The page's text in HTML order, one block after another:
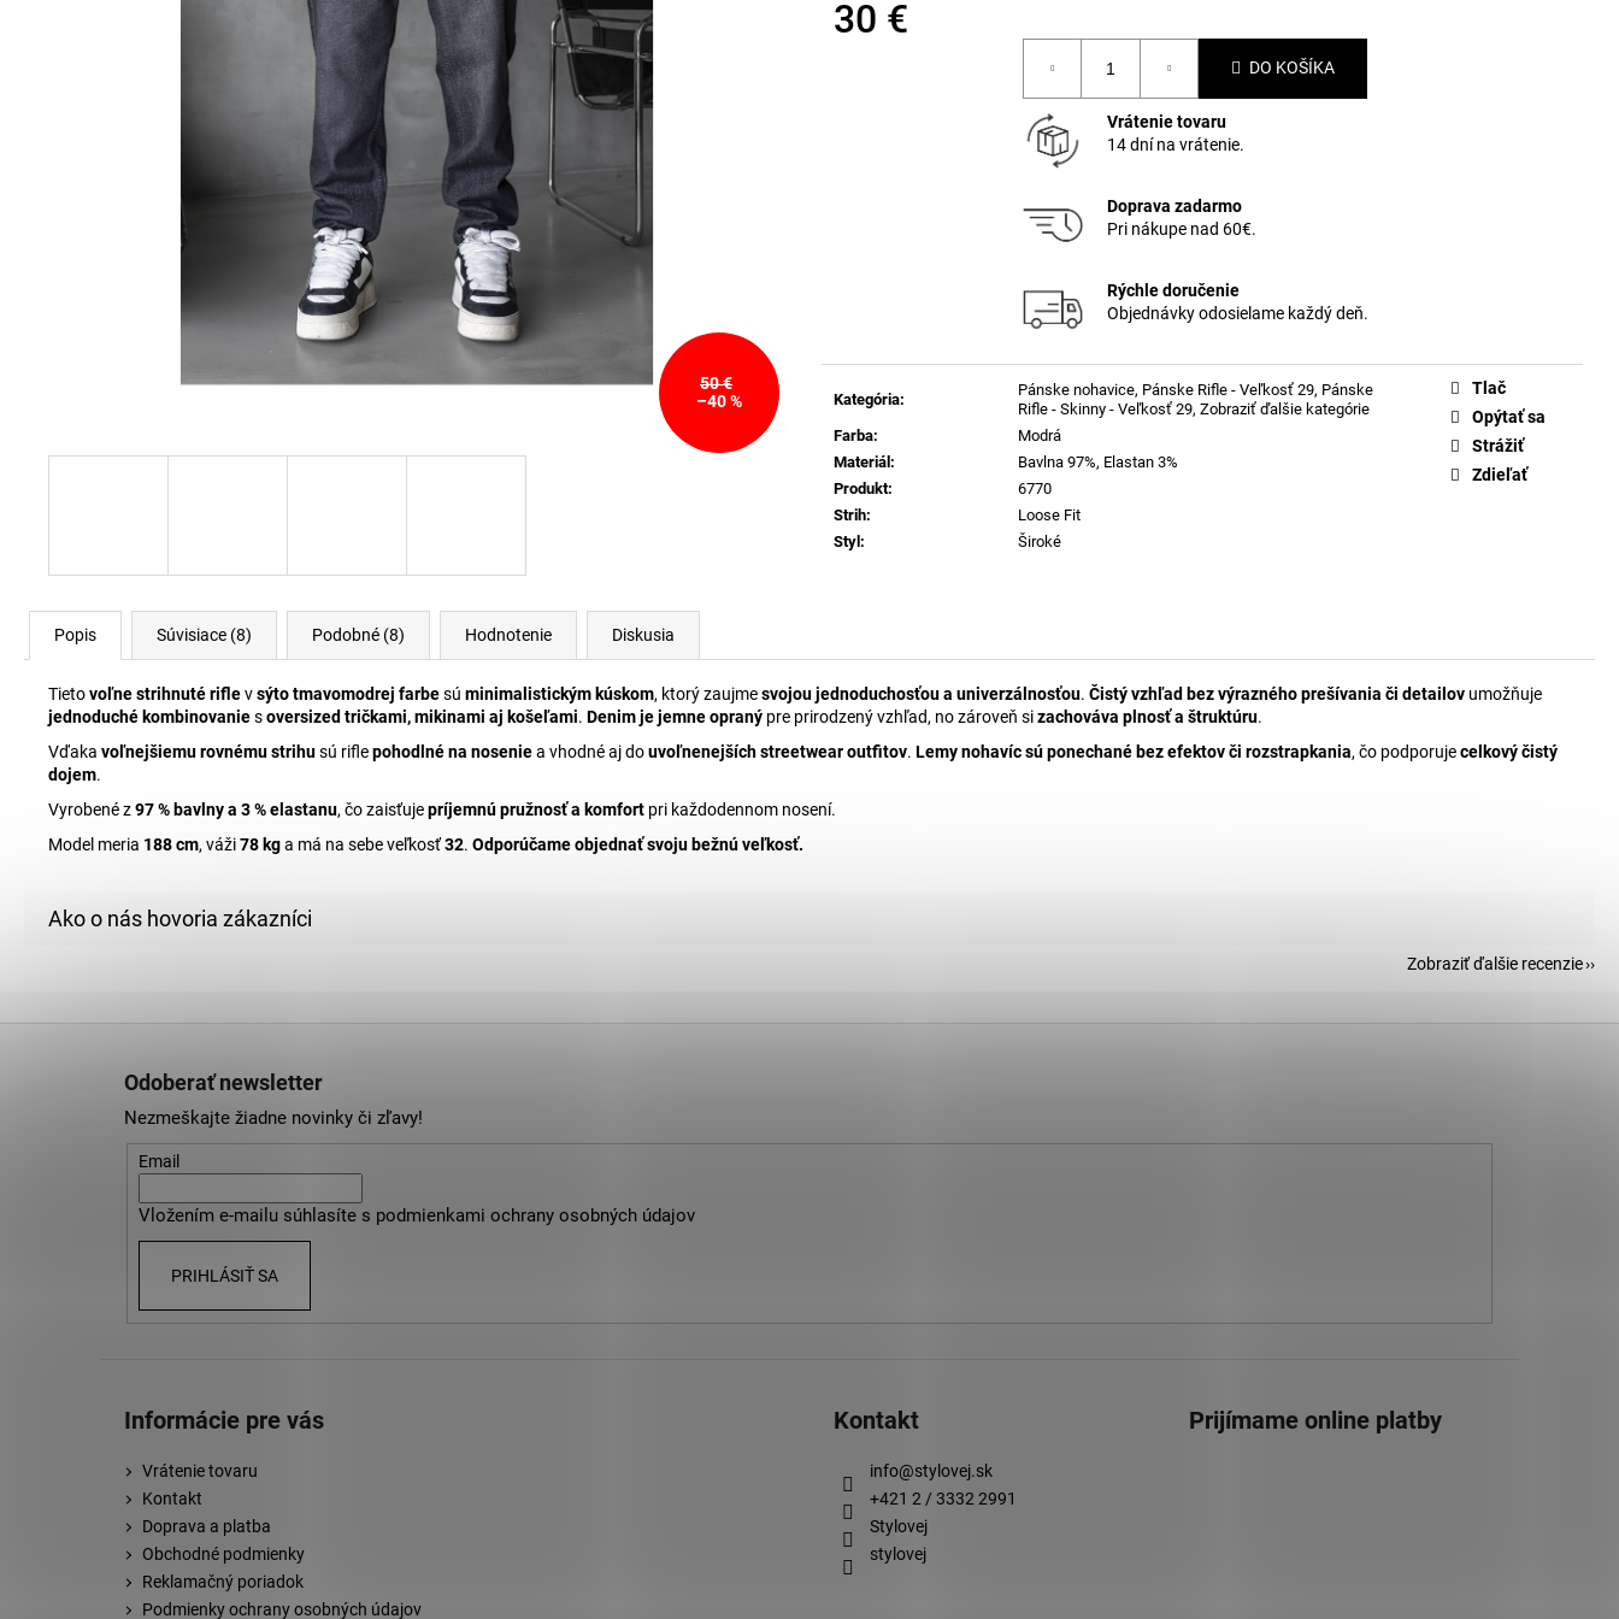
30 €
DO KOŠÍKA
Vrátenie tovaru
14 dní na vrátenie.
Doprava zadarmo
Pri nákupe nad 60€.
Rýchle doručenie
Objednávky odosielame každý deň.
Kategória:
Pánske nohavice, Pánske Rifle - Veľkosť 29, Pánske
Rifle - Skinny - Veľkosť 29, Zobraziť ďalšie kategórie
Farba:
Modrá
Materiál:
Bavlna 97%, Elastan 3%
Produkt:
6770
Strih:
Loose Fit
Styl: Široké
Tlač
Opýtať sa
Strážiť
Zdieľať
50 €
–40 %
Popis Súvisiace (8) Podobné (8) Hodnotenie Diskusia
Tietovoľne strihnuté riflevsýto tmavomodrej farbesú minimalistickým kúskom, ktorý zaujmesvojou jednoduchosťou a univerzálnosťou. Čistý vzhľad bez výrazného prešívania či detailov umožňuje
jednoduché kombinovaniesoversized tričkami, mikinami aj košeľami. Denim je jemne opraný pre prirodzený vzhľad, no zároveň sizachováva plnosť a štruktúru.
Vďaka voľnejšiemu rovnému strihusú riflepohodlné na noseniea vhodné aj douvoľnenejších streetwear outfitov. Lemy nohavíc sú ponechané bez efektov či rozstrapkania, čo podporujecelkový čistý
dojem.
Vyrobené z97 % bavlny a 3 % elastanu, čo zaisťujepríjemnú pružnosť a komfort pri každodennom nosení.
Model meria 188 cm, váži78 kga má na sebe veľkosť32. Odporúčame objednať svoju bežnú veľkosť.
Zobraziť ďalšie recenzie
Odoberať newsletter
Nezmeškajte žiadne novinky či zľavy!
Email
Vložením e-mailu súhlasíte s podmienkami ochrany osobných údajov
PRIHLÁSIŤ SA
Informácie pre vás
Vrátenie tovaru
Kontakt
Doprava a platba
Obchodné podmienky
Reklamačný poriadok
Podmienky ochrany osobných údajov
Kontakt
info@stylovej.sk
+421 2 / 3332 2991
Stylovej
stylovej
Prijímame online platby